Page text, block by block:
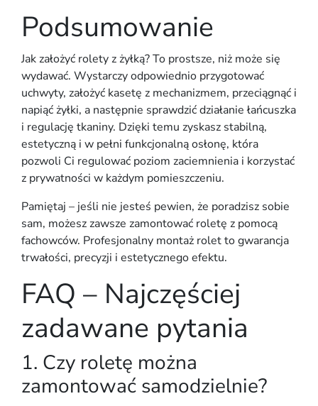
Podsumowanie
Jak założyć rolety z żyłką?To prostsze, niż może się
wydawać. Wystarczy odpowiednio przygotować
uchwyty, założyć kasetę z mechanizmem, przeciągnąć i
napiąćżyłki, a następnie sprawdzić działaniełańcuszka
i regulację tkaniny. Dzięki temu zyskasz stabilną,
estetyczną i w pełni funkcjonalną osłonę, która
pozwoli Ci regulować poziom zaciemnienia i korzystać
z prywatności w każdym pomieszczeniu.
Pamiętaj – jeśli nie jesteś pewien, że poradzisz sobie
sam, możesz zawsze zamontować roletę z pomocą
fachowców. Profesjonalny montaż roletto gwarancja
trwałości, precyzji i estetycznego efektu.
FAQ – Najczęściej
zadawane pytania
1. Czy roletę można
zamontować samodzielnie?